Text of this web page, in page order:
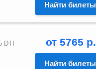
Найти билеты
DTI от 5765 р.
Найти билеты